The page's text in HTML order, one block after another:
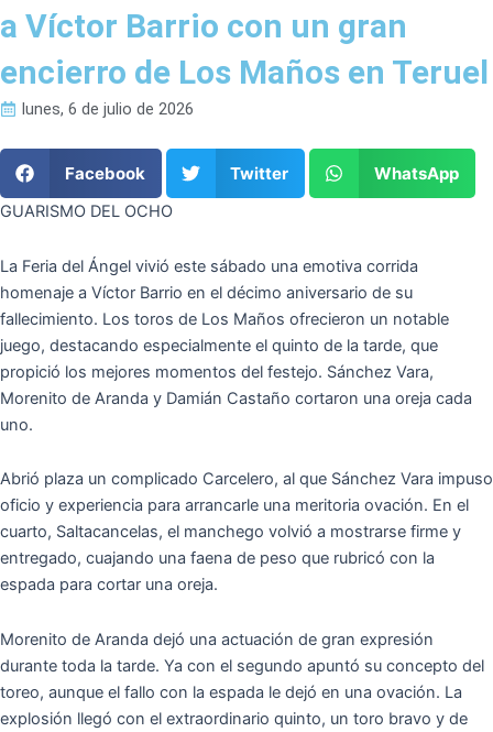
a Víctor Barrio con un gran
encierro de Los Maños en Teruel
lunes, 6 de julio de 2026
Facebook Twitter WhatsApp
GUARISMO DEL OCHO
La Feria del Ángel vivió este sábado una emotiva corrida
homenaje a Víctor Barrio en el décimo aniversario de su
fallecimiento. Los toros de Los Maños ofrecieron un notable
juego, destacando especialmente el quinto de la tarde, que
propició los mejores momentos del festejo. Sánchez Vara,
Morenito de Aranda y Damián Castaño cortaron una oreja cada
uno.
Abrió plaza un complicado Carcelero, al que Sánchez Vara impuso
oficio y experiencia para arrancarle una meritoria ovación. En el
cuarto, Saltacancelas, el manchego volvió a mostrarse firme y
entregado, cuajando una faena de peso que rubricó con la
espada para cortar una oreja.
Morenito de Aranda dejó una actuación de gran expresión
durante toda la tarde. Ya con el segundo apuntó su concepto del
toreo, aunque el fallo con la espada le dejó en una ovación. La
explosión llegó con el extraordinario quinto, un toro bravo y de